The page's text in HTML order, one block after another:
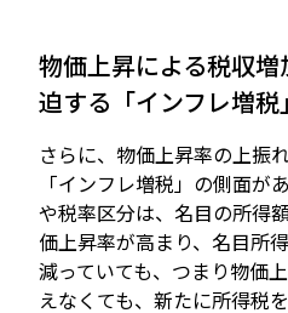
物価上昇による税収
迫する「インフレ増税
さらに、物価上昇率の上振
「インフレ増税」の側面が
や税率区分は、名目の所得
価上昇率が高まり、名目所
減っていても、つまり物価
えなくても、新たに所得税